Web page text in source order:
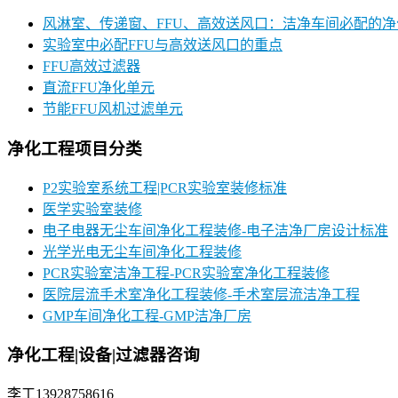
风淋室、传递窗、FFU、高效送风口：洁净车间必配的
实验室中必配FFU与高效送风口的重点
FFU高效过滤器
直流FFU净化单元
节能FFU风机过滤单元
净化工程项目分类
P2实验室系统工程|PCR实验室装修标准
医学实验室装修
电子电器无尘车间净化工程装修-电子洁净厂房设计标准
光学光电无尘车间净化工程装修
PCR实验室洁净工程-PCR实验室净化工程装修
医院层流手术室净化工程装修-手术室层流洁净工程
GMP车间净化工程-GMP洁净厂房
净化工程|设备|过滤器咨询
李工13928758616